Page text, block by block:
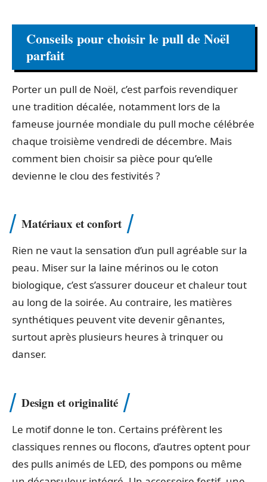
Conseils pour choisir le pull de Noël
parfait
Porter un pull de Noël, c’est parfois revendiquer
une tradition décalée, notamment lors de la
fameuse journée mondiale du pull moche célébrée
chaque troisième vendredi de décembre. Mais
comment bien choisir sa pièce pour qu’elle
devienne le clou des festivités ?
Matériaux et confort
Rien ne vaut la sensation d’un pull agréable sur la
peau. Miser sur la laine mérinos ou le coton
biologique, c’est s’assurer douceur et chaleur tout
au long de la soirée. Au contraire, les matières
synthétiques peuvent vite devenir gênantes,
surtout après plusieurs heures à trinquer ou
danser.
Design et originalité
Le motif donne le ton. Certains préfèrent les
classiques rennes ou flocons, d’autres optent pour
des pulls animés de LED, des pompons ou même